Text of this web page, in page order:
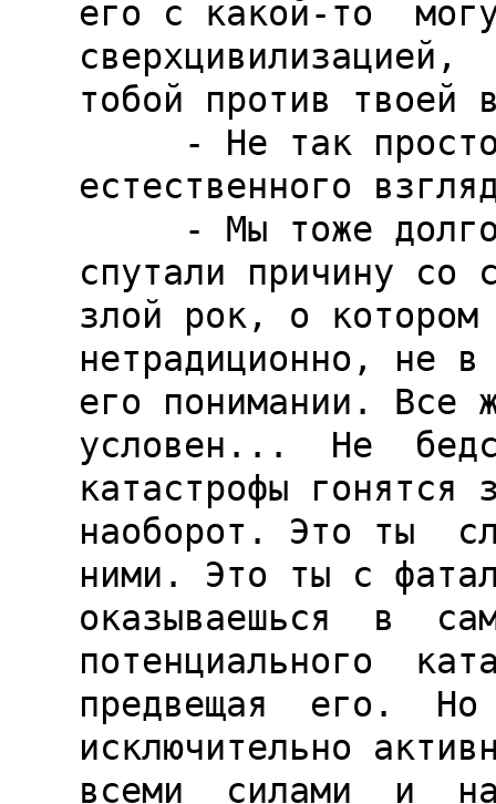
его с какой-то
сверхцивилизацией,
тобой против твоей
естественного
спутали причину со
злой рок, о котором
нетрадиционно, не в
его понимании. Все
условен...  Не
катастрофы
наоборот. Это ты
ними. Это ты с
оказываешься  в
потенциального
предвещая  его.
исключительно
всеми  силами  и